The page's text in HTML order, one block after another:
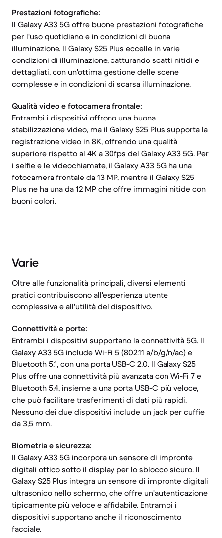
Prestazioni fotografiche:
Il Galaxy A33 5G offre buone prestazioni fotografiche
per l'uso quotidiano e in condizioni di buona
illuminazione. Il Galaxy S25 Plus eccelle in varie
condizioni di illuminazione, catturando scatti nitidi e
dettagliati, con un'ottima gestione delle scene
complesse e in condizioni di scarsa illuminazione.
Qualità video e fotocamera frontale:
Entrambi i dispositivi offrono una buona
stabilizzazione video, ma il Galaxy S25 Plus supporta la
registrazione video in 8K, offrendo una qualità
superiore rispetto al 4K a 30fps del Galaxy A33 5G. Per
i selfie e le videochiamate, il Galaxy A33 5G ha una
fotocamera frontale da 13 MP, mentre il Galaxy S25
Plus ne ha una da 12 MP che offre immagini nitide con
buoni colori.
Varie
Oltre alle funzionalità principali, diversi elementi
pratici contribuiscono all'esperienza utente
complessiva e all'utilità del dispositivo.
Connettività e porte:
Entrambi i dispositivi supportano la connettività 5G. Il
Galaxy A33 5G include Wi-Fi 5 (802.11 a/b/g/n/ac) e
Bluetooth 5.1, con una porta USB-C 2.0. Il Galaxy S25
Plus offre una connettività più avanzata con Wi-Fi 7 e
Bluetooth 5.4, insieme a una porta USB-C più veloce,
che può facilitare trasferimenti di dati più rapidi.
Nessuno dei due dispositivi include un jack per cuffie
da 3,5 mm.
Biometria e sicurezza:
Il Galaxy A33 5G incorpora un sensore di impronte
digitali ottico sotto il display per lo sblocco sicuro. Il
Galaxy S25 Plus integra un sensore di impronte digitali
ultrasonico nello schermo, che offre un'autenticazione
tipicamente più veloce e affidabile. Entrambi i
dispositivi supportano anche il riconoscimento
facciale.